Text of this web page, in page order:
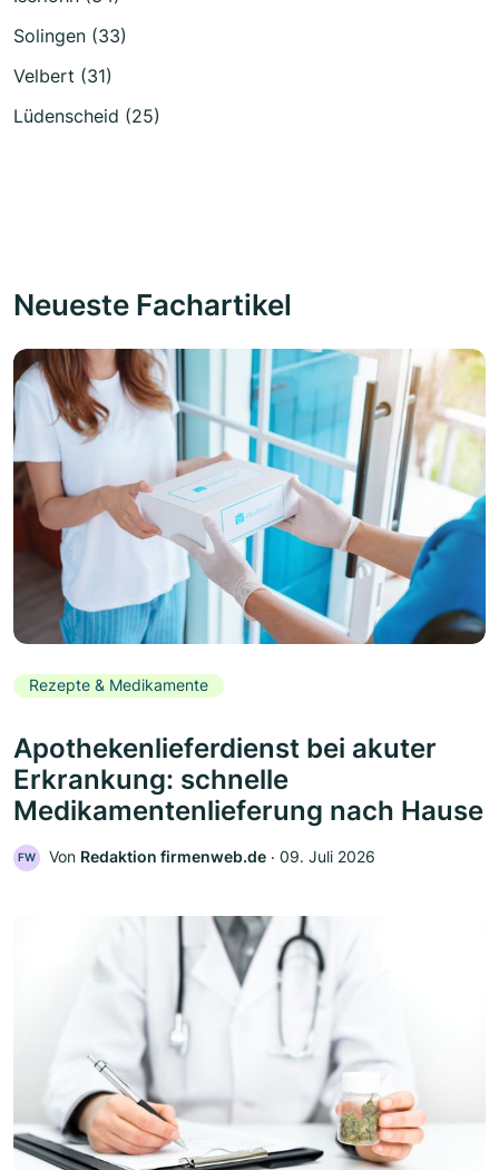
Solingen (33)
Velbert (31)
Lüdenscheid (25)
Neueste Fachartikel
Rezepte & Medikamente
Apothekenlieferdienst bei akuter
Erkrankung: schnelle
Medikamentenlieferung nach Hause
FW Von Redaktion firmenweb.de ‧ 09. Juli 2026